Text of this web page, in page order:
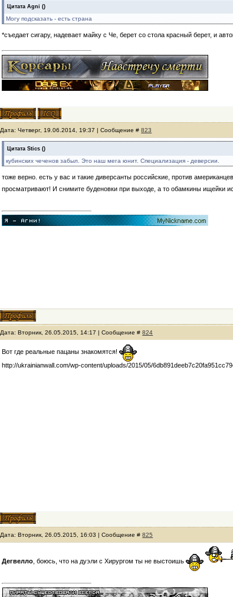
Цитата Agni ()
Могу подсказать - есть страна
*съедает сигару, надевает майку с Че, берет со стола красный берет, и
Дата: Четверг, 19.06.2014, 19:37 | Сообщение #823
Цитата Stics ()
кубинских чеченов забыл. Это наш мега юнит. Специализация - деверсии.
тоже верно. есть у вас и такие диверсанты российские, против
просматривают! И снимите буденовки при выходе, а то обамкины ищейки
Дата: Вторник, 26.05.2015, 14:17 | Сообщение #824
Вот где реальные пацаны знакомятся!
http://ukrainianwall.com/wp-content/uploads/2015/05/
Дата: Вторник, 26.05.2015, 16:03 | Сообщение #825
Дегвелло , боюсь, что на дуэли с Хирургом ты не выстоишь